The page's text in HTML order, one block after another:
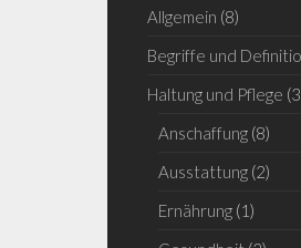
Allgemein (8)
Begriffe und
Haltung und Pflege
Anschaffung(8)
Ausstattung(2)
Ernährung(1)